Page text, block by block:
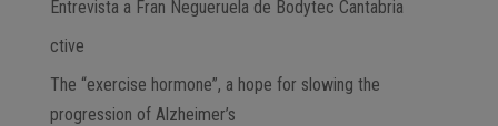
Entrevista a Fran Negueruela de Bodytec Cantabria
ctive
The “exercise hormone”, a hope for slowing the
progression of Alzheimer’s